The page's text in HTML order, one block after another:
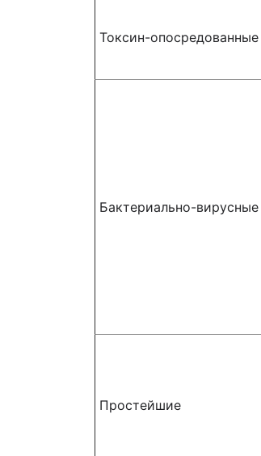
Токсин-опосредованные
Бактериально-вирусные
Простейшие